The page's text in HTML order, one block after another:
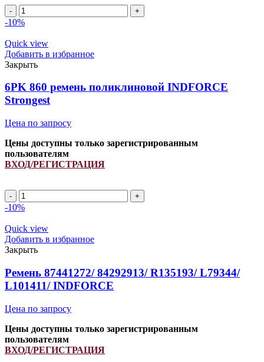
5PK
940
поликлиновой
INDFORCE
Strongest
quantity
-10%
Quick view
Добавить в избранное
Закрыть
6PK 860 ремень поликлиновой INDFORCE
Strongest
Цена по запросу
Цены доступны только зарегистрированным
пользователям
ВХОД/РЕГИСТРАЦИЯ
6PK
860
поликлиновой
INDFORCE
Strongest
quantity
-10%
Quick view
Добавить в избранное
Закрыть
Ремень 87441272/ 84292913/ R135193/ L79344/
L101411/ INDFORCE
Цена по запросу
Цены доступны только зарегистрированным
пользователям
ВХОД/РЕГИСТРАЦИЯ